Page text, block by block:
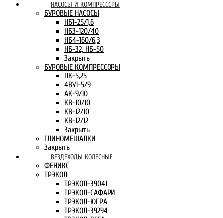
НАСОСЫ И КОМПРЕССОРЫ
БУРОВЫЕ НАСОСЫ
НБ1-25/1,6
НБ3-120/40
НБ4-160/6,3
НБ-32, НБ-50
Закрыть
БУРОВЫЕ КОМПРЕССОРЫ
ПК-5,25
4ВУ1-5/9
АК-9/10
КВ-10/10
КВ-12/10
КВ-12/12
Закрыть
ГЛИНОМЕШАЛКИ
Закрыть
ВЕЗДЕХОДЫ КОЛЕСНЫЕ
ФЕНИКС
ТРЭКОЛ
ТРЭКОЛ-39041
ТРЭКОЛ-САФАРИ
ТРЭКОЛ-ЮГРА
ТРЭКОЛ-39294